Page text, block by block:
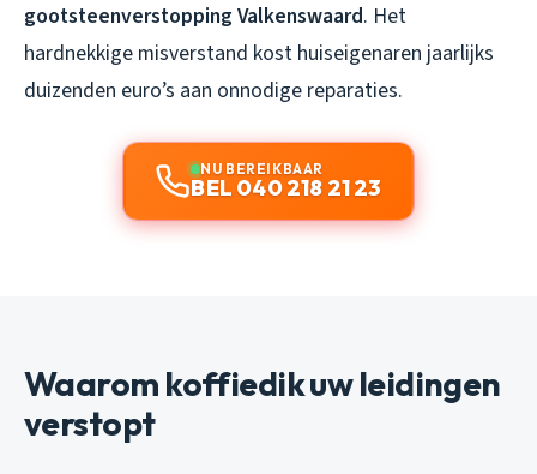
gootsteenverstopping Valkenswaard. Het
hardnekkige misverstand kost huiseigenaren jaarlijks
duizenden euro’s aan onnodige reparaties.
NU BEREIKBAAR
BEL 040 218 21 23
Waarom koffiedik uw leidingen
verstopt